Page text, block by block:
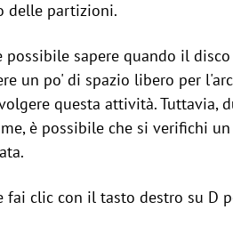
delle partizioni.
sapere quando il
un po' di spazio libero per
questa attività.
è possibile che si verifichi
fai clic con il tasto destro su D